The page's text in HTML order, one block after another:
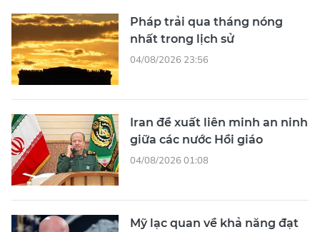
Pháp trải qua tháng nóng
nhất trong lịch sử
04/08/2026 23:56
Iran đề xuất liên minh an ninh
giữa các nước Hồi giáo
04/08/2026 01:08
Mỹ lạc quan về khả năng đạt